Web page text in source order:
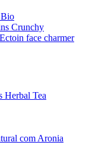
Bio
Crunchy
face charmer
Herbal Tea
com Aronia